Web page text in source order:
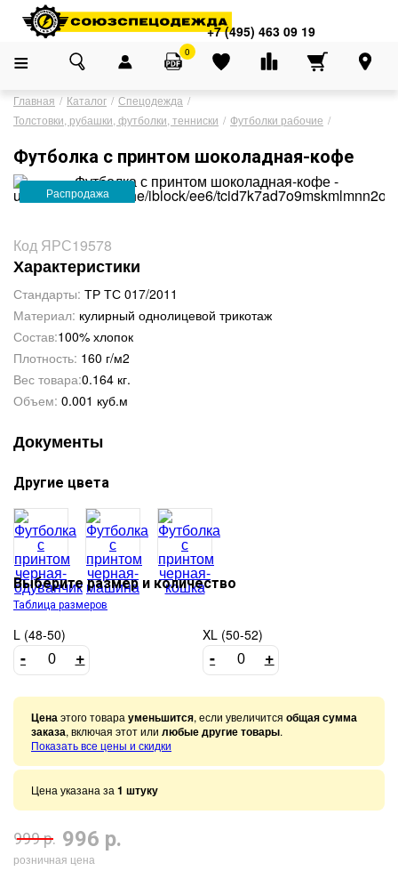
Адреса магазинов
+7 (495) 463 09 19
+7 (495) 463 09 19
0
Главная Каталог
Спецодежда
Толстовки, рубашки, футболки, тенниски
Футболки рабочие
Футболка с принтом шоколадная-кофе
Распродажа
Код ЯРС19578
Характеристики
Стандарты: ТР ТС 017/2011
Материал: кулирный однолицевой трикотаж
Состав:100% хлопок
Плотность: 160 г/м2
Вес товара:0.164 кг.
Объем: 0.001 куб.м
Документы
Другие цвета
Выберите размер и количество
Таблица размеров
L (48-50)
- +
XL (50-52)
- +
Ценаэтого товара уменьшится, если увеличится общая сумма
заказа, включая этот или любые другие товары.
Показать все цены и скидки
Цена указана за 1 штуку
999 р. 996 р.
розничная цена